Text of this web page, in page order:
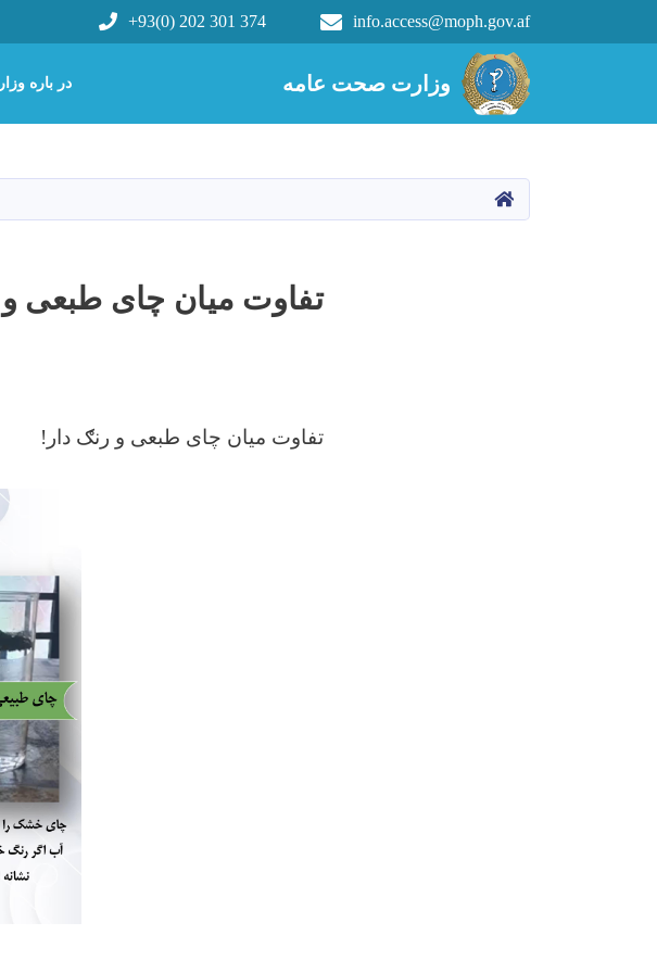
وزارت صحت عامه
info.access@moph.gov.af
+93(0) 202 301 374
Main navigation
وزارت صحت عامه در باره
HOME
تفاوت میان چای طبعی و
تفاوت میان چای طبعی و رنګ دار!